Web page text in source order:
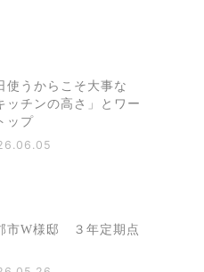
使うからこそ大事な
ッチンの高さ」とワー
ップ
市W様邸 ３年定期点